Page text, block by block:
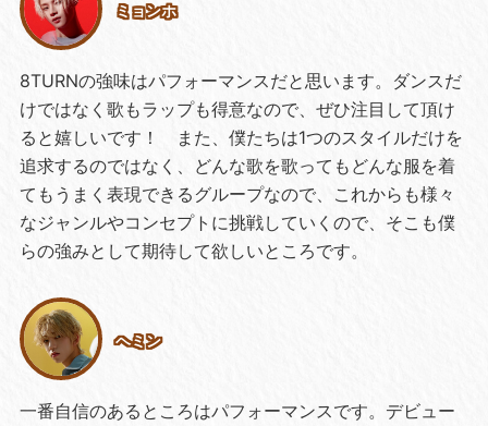
ミョンホ
8TURNの強味はパフォーマンスだと思います。ダンスだ
けではなく歌もラップも得意なので、ぜひ注目して頂け
ると嬉しいです！ また、僕たちは1つのスタイルだけを
追求するのではなく、どんな歌を歌ってもどんな服を着
てもうまく表現できるグループなので、これからも様々
なジャンルやコンセプトに挑戦していくので、そこも僕
らの強みとして期待して欲しいところです。
ヘミン
一番自信のあるところはパフォーマンスです。デビュー